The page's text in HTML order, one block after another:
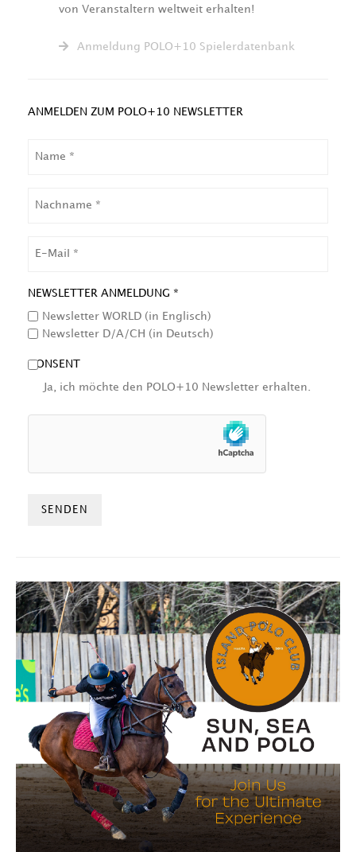
von Veranstaltern weltweit erhalten!
Anmeldung POLO+10 Spielerdatenbank
ANMELDEN ZUM POLO+10 NEWSLETTER
NEWSLETTER ANMELDUNG *
Newsletter WORLD (in Englisch)
Newsletter D/A/CH (in Deutsch)
CONSENT
Ja, ich möchte den POLO+10 Newsletter erhalten.